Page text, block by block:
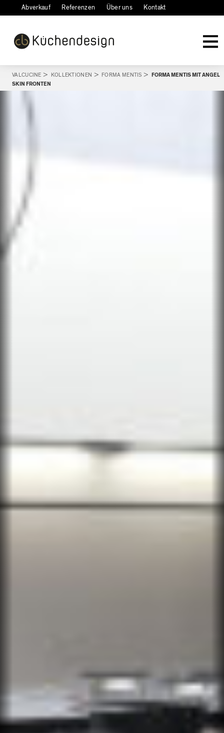
Abverkauf Referenzen Über uns Kontakt
VALCUCINE > KOLLEKTIONEN > FORMA MENTIS > FORMA MENTIS MIT ANGEL
SKIN FRONTEN